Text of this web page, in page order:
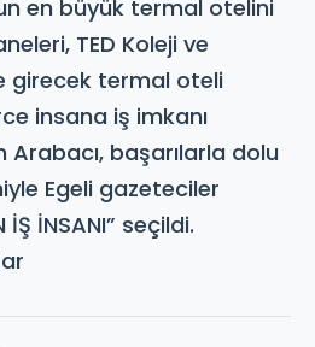
en büyük termal otelini
TED Koleji ve
girecek termal oteli
insana iş imkanı
başarılarla dolu
Egeli gazeteciler
İŞ İNSANI” seçildi.